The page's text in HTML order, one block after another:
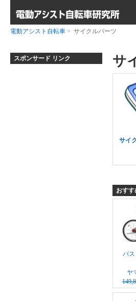
電動アシスト自転車 > サイクルパーツ
スポンサード リンク サ
サイ
おす
パス
ヤ